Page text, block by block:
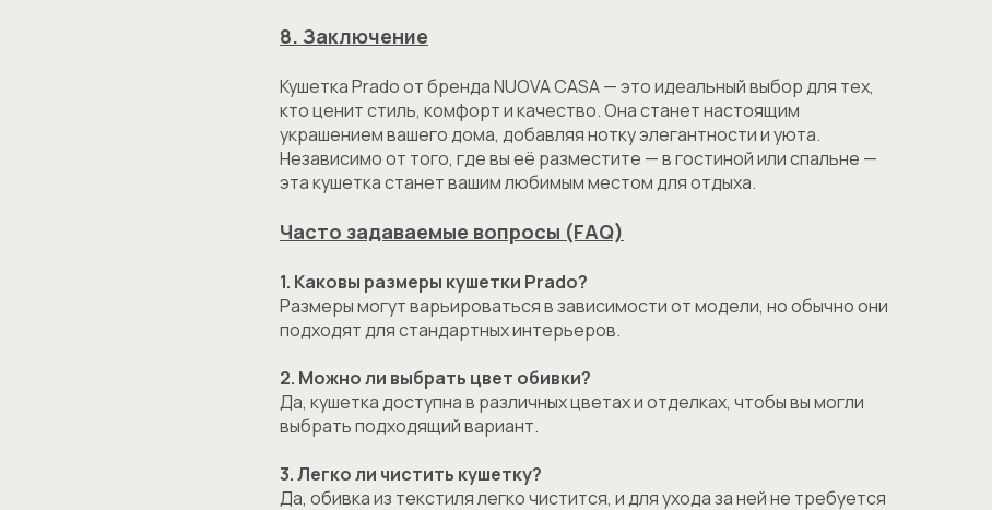
8. Заключение
Кушетка Prado от бренда NUOVA CASA — это идеальный выбор для тех,
кто ценит стиль, комфорт и качество. Она станет настоящим
украшением вашего дома, добавляя нотку элегантности и уюта.
Независимо от того, где вы её разместите — в гостиной или спальне —
эта кушетка станет вашим любимым местом для отдыха.
Часто задаваемые вопросы (FAQ)
1. Каковы размеры кушетки Prado?
Размеры могут варьироваться в зависимости от модели, но обычно они
подходят для стандартных интерьеров.
2. Можно ли выбрать цвет обивки?
Да, кушетка доступна в различных цветах и отделках, чтобы вы могли
выбрать подходящий вариант.
3. Легко ли чистить кушетку?
Да, обивка из текстиля легко чистится, и для ухода за ней не требуется